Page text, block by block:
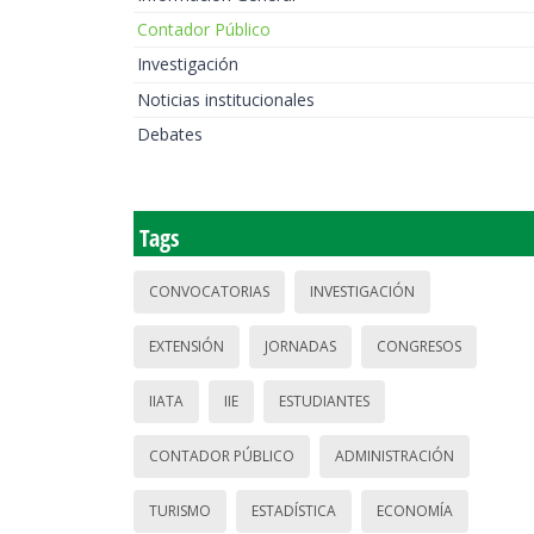
Contador Público
Investigación
Noticias institucionales
Debates
Tags
CONVOCATORIAS INVESTIGACIÓN
EXTENSIÓN JORNADAS CONGRESOS
IIATA IIE ESTUDIANTES
CONTADOR PÚBLICO ADMINISTRACIÓN
TURISMO ESTADÍSTICA ECONOMÍA